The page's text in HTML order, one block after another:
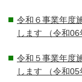
令和６事業年度
します （令和06
令和５事業年度
します （令和05